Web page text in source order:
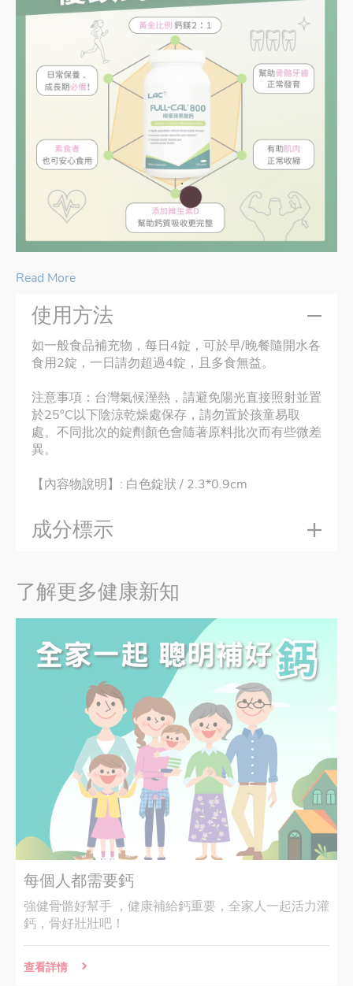
Read More
使用方法
如一般食品補充物，每日4錠，可於早/晚餐隨開水各
食用2錠，一日請勿超過4錠，且多食無益。
注意事項：台灣氣候溼熱，請避免陽光直接照射並置
於25°C以下陰涼乾燥處保存，請勿置於孩童易取
處。不同批次的錠劑顏色會隨著原料批次而有些微差
異。
【內容物說明】: 白色錠狀 / 2.3*0.9cm
成分標示
了解更多健康新知
每個人都需要鈣
強健骨骼好幫手 ，健康補給鈣重要，全家人一起活力灌
鈣，骨好壯壯吧！
查看詳情